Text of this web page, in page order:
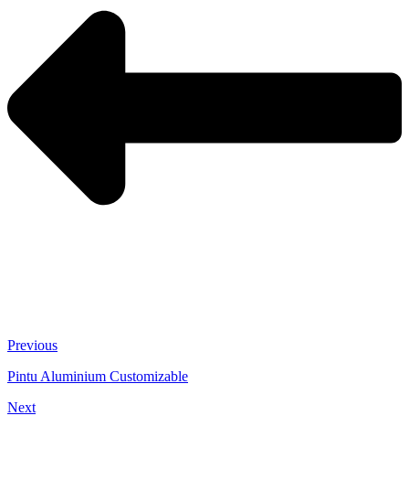
Previous
Pintu Aluminium Customizable
Next